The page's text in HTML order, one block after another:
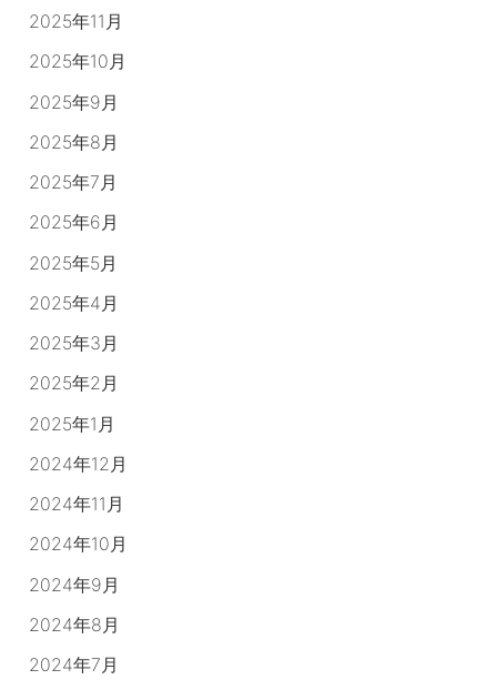
2025年11月
2025年10月
2025年9月
2025年8月
2025年7月
2025年6月
2025年5月
2025年4月
2025年3月
2025年2月
2025年1月
2024年12月
2024年11月
2024年10月
2024年9月
2024年8月
2024年7月